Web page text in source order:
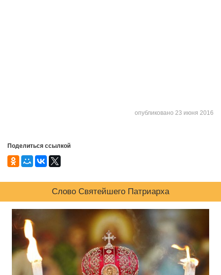
опубликовано 23 июня 2016
Поделиться ссылкой
Слово Святейшего Патриарха